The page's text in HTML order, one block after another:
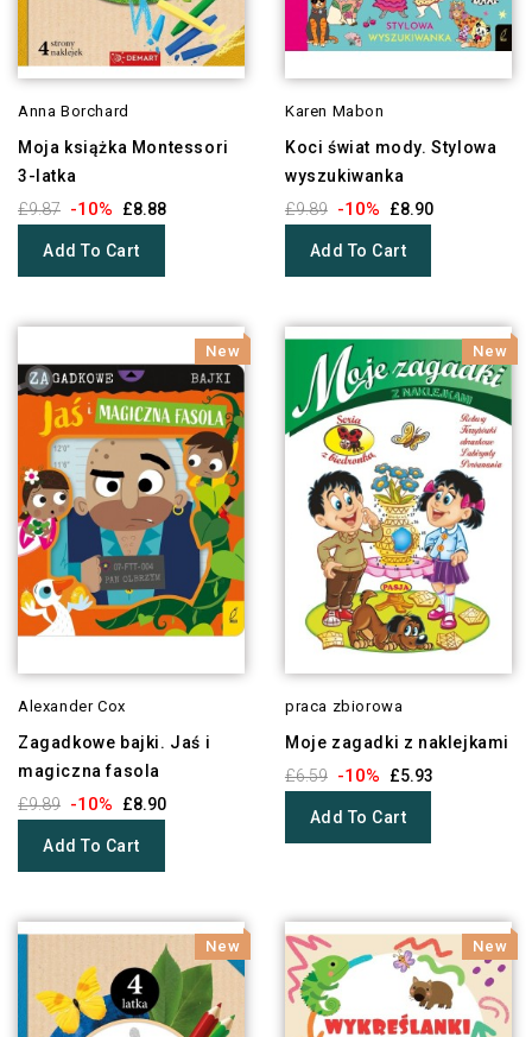
Anna Borchard
Moja książka Montessori
3-latka
£9.87 -10% £8.88
Add To Cart
Karen Mabon
Koci świat mody. Stylowa
wyszukiwanka
£9.89 -10% £8.90
Add To Cart
New
Alexander Cox
Zagadkowe bajki. Jaś i
magiczna fasola
£9.89 -10% £8.90
Add To Cart
New
praca zbiorowa
Moje zagadki z naklejkami
£6.59 -10% £5.93
Add To Cart
New New